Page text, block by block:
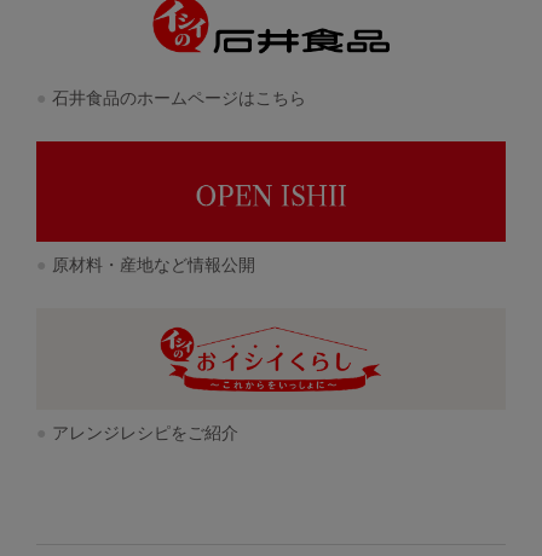
石井食品のホームページはこちら
原材料・産地など情報公開
アレンジレシピをご紹介